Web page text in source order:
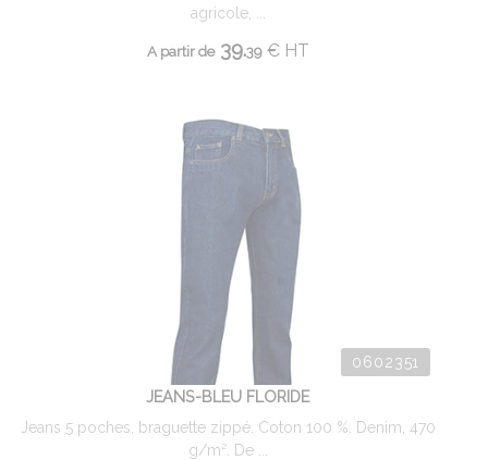
agricole, ...
A partir de39.39 €HT
0602351
JEANS-BLEU FLORIDE
Jeans 5 poches, braguette zippé. Coton 100 %. Denim, 470
g/m². De ...